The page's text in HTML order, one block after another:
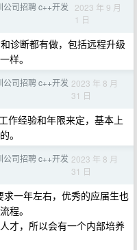
公司招聘 c++开发
2023 年 9 月
1 日
诊断都有做，包括远程升级
样。
公司招聘 c++开发 2023 年 8 月
31 日
作经验和年限来定，基本上
。
公司招聘 c++开发 2023 年 8 月
31 日
一年左右，优秀的应届生也
程。
才，所以会有一个内部培养